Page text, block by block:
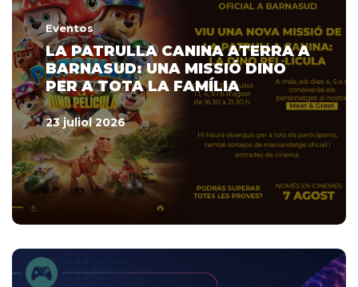
Eventos
LA PATRULLA CANINA ATERRA A
BARNASUD: UNA MISSIÓ DINO
PER A TOTA LA FAMÍLIA
23 juliol 2026